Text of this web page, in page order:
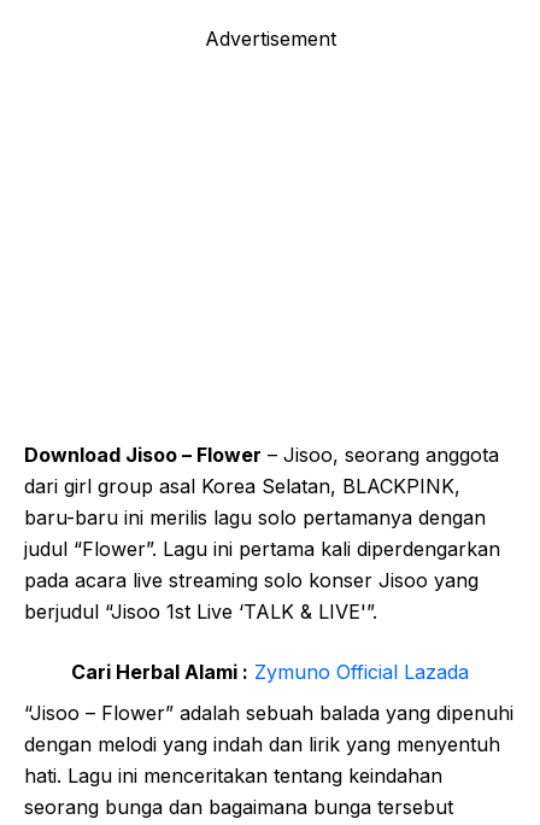
Advertisement
Download Jisoo – Flower – Jisoo, seorang anggota
dari girl group asal Korea Selatan, BLACKPINK,
baru-baru ini merilis lagu solo pertamanya dengan
judul “Flower”. Lagu ini pertama kali diperdengarkan
pada acara live streaming solo konser Jisoo yang
berjudul “Jisoo 1st Live ‘TALK & LIVE'”.
Cari Herbal Alami : Zymuno Official Lazada
“Jisoo – Flower” adalah sebuah balada yang dipenuhi
dengan melodi yang indah dan lirik yang menyentuh
hati. Lagu ini menceritakan tentang keindahan
seorang bunga dan bagaimana bunga tersebut